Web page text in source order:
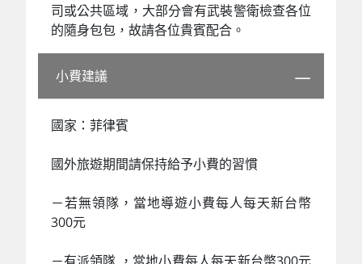
司或公共區域，大部分會有武裝警衛檢查各位
的隨身包包，故請各位貴賓配合。
小費建議
國家：菲律賓
國外旅遊期間請保持給予小費的習慣
－若無領隊，當地導遊小費每人每天新台幣
300元